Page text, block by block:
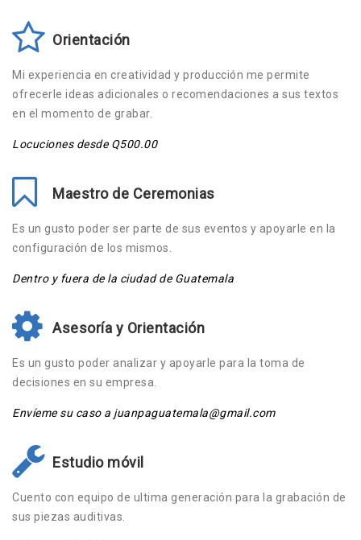
Orientación
Mi experiencia en creatividad y producción me permite
ofrecerle ideas adicionales o recomendaciones a sus textos
en el momento de grabar.
Locuciones desde Q500.00
Maestro de Ceremonias
Es un gusto poder ser parte de sus eventos y apoyarle en la
configuración de los mismos.
Dentro y fuera de la ciudad de Guatemala
Asesoría y Orientación
Es un gusto poder analizar y apoyarle para la toma de
decisiones en su empresa.
Envíeme su caso a juanpaguatemala@gmail.com
Estudio móvil
Cuento con equipo de ultima generación para la grabación de
sus piezas auditivas.